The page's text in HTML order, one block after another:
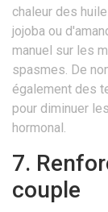
chaleur des
jojoba ou
manuel sur les
spasmes. De
également des
pour diminuer
hormonal.
7.
couple